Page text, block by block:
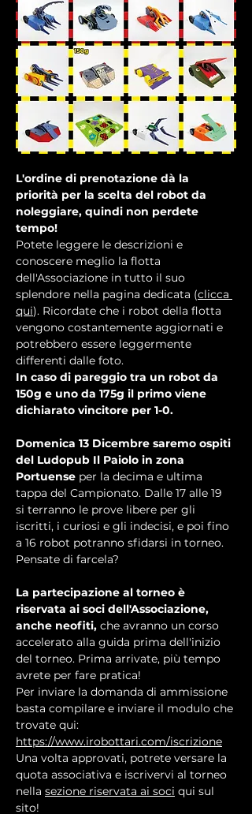
L'ordine di prenotazione dà la
priorità per la scelta del robot da
noleggiare, quindi non perdete
tempo!
Potete leggere le descrizioni e
conoscere meglio la flotta
dell'Associazione in tutto il suo
splendore nella pagina dedicata (clicca
qui). Ricordate che i robot della flotta
vengono costantemente aggiornati e
potrebbero essere leggermente
differenti dalle foto.
In caso di pareggio tra un robot da
150g e uno da 175g il primo viene
dichiarato vincitore per 1-0.
Domenica 13 Dicembre saremo ospiti
del Ludopub Il Paiolo in zona
Portuense per la decima e ultima
tappa del Campionato. Dalle 17 alle 19
si terranno le prove libere per gli
iscritti, i curiosi e gli indecisi, e poi fino
a 16 robot potranno sfidarsi in torneo.
Pensate di farcela?
La partecipazione al torneo è
riservata ai soci dell'Associazione,
anche neofiti, che avranno un corso
accelerato alla guida prima dell'inizio
del torneo. Prima arrivate, più tempo
avrete per fare pratica!
Per inviare la domanda di ammissione
basta compilare e inviare il modulo che
trovate qui:
https://www.irobottari.com/iscrizione
Una volta approvati, potrete versare la
quota associativa e iscrivervi al torneo
nella sezione riservata ai soci qui sul
sito!